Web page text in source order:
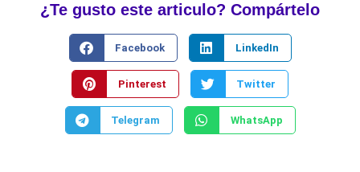
¿Te gusto este articulo? Compártelo
Facebook LinkedIn
Pinterest Twitter
Telegram WhatsApp